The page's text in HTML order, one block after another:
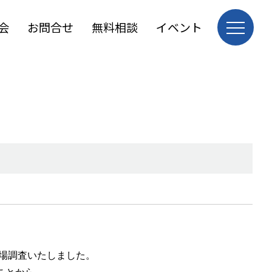
お問合せ 無料相談 イベント
調査いたしました。